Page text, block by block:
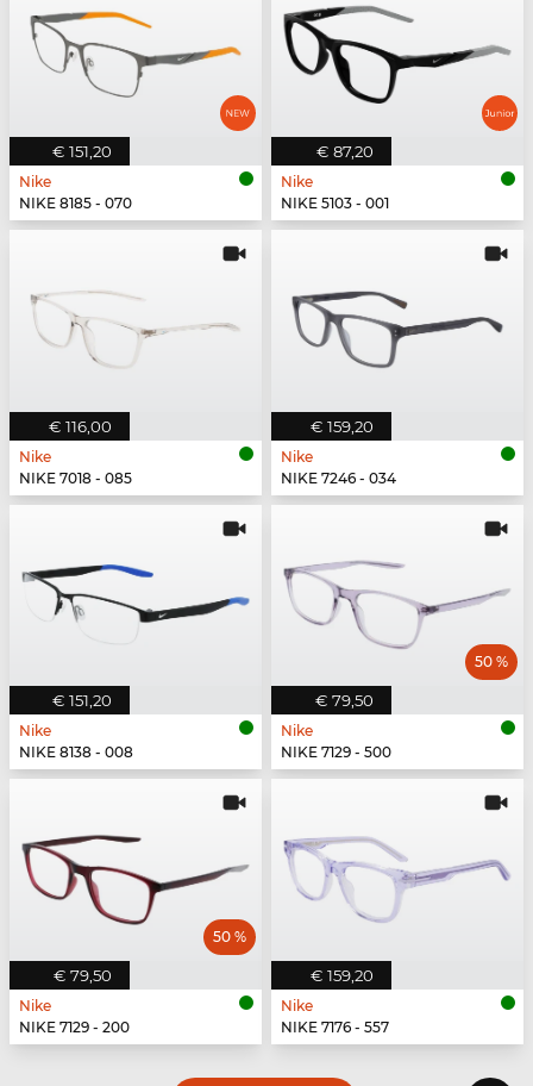
€ 151,20
Nike
NIKE 8185 - 070
€ 87,20
Nike
NIKE 5103 - 001
€ 116,00
Nike
NIKE 7018 - 085
€ 159,20
Nike
NIKE 7246 - 034
€ 151,20
Nike
NIKE 8138 - 008
€ 79,50
50 %
Nike
NIKE 7129 - 500
€ 79,50
50 %
Nike
NIKE 7129 - 200
€ 159,20
Nike
NIKE 7176 - 557